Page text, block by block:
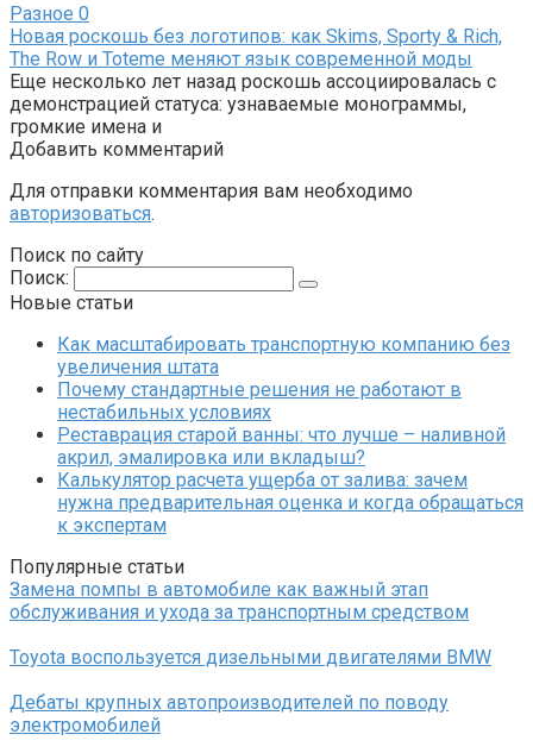
Разное 0
Новая роскошь без логотипов: как Skims, Sporty & Rich,
The Row и Toteme меняют язык современной моды
Еще несколько лет назад роскошь ассоциировалась с
демонстрацией статуса: узнаваемые монограммы,
громкие имена и
Добавить комментарий
Для отправки комментария вам необходимо
авторизоваться.
Поиск по сайту
Поиск:
Новые статьи
Как масштабировать транспортную компанию без
увеличения штата
Почему стандартные решения не работают в
нестабильных условиях
Реставрация старой ванны: что лучше – наливной
акрил, эмалировка или вкладыш?
Калькулятор расчета ущерба от залива: зачем
нужна предварительная оценка и когда обращаться
к экспертам
Популярные статьи
Замена помпы в автомобиле как важный этап
обслуживания и ухода за транспортным средством
Toyota воспользуется дизельными двигателями BMW
Дебаты крупных автопроизводителей по поводу
электромобилей